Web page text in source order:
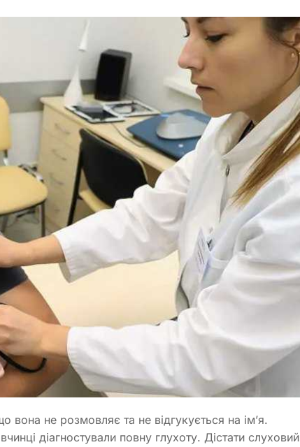
не розмовляє та не відгукується на ім’я.
діагностували повну глухоту. Дістати слуховий